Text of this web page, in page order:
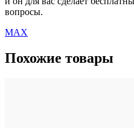
вопросы.
MAX
Похожие товары